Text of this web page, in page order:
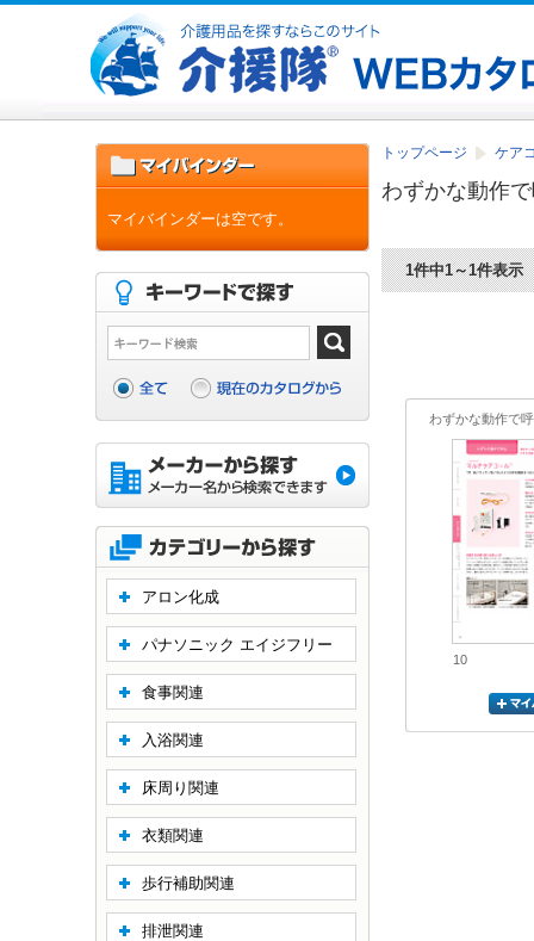
トップページ ケア
わずかな動作
1件中1～1件表示
わずかな動作で
10
マイバインダーは空です。
アロン化成
パナソニック エイジフリー
食事関連
入浴関連
床周り関連
衣類関連
歩行補助関連
排泄関連